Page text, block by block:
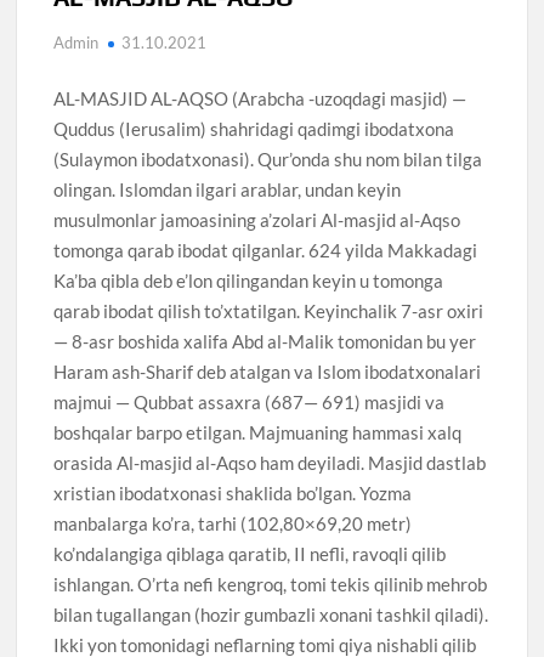
Admin 31.10.2021
AL-MASJID AL-AQSO (Arabcha -uzoqdagi masjid) —
Quddus (Ierusalim) shahridagi qadimgi ibodatxona
(Sulaymon ibodatxonasi). Qur’onda shu nom bilan tilga
olingan. Islomdan ilgari arablar, undan keyin
musulmonlar jamoasining a’zolari Al-masjid al-Aqso
tomonga qarab ibodat qilganlar. 624 yilda Makkadagi
Ka’ba qibla deb e’lon qilingandan keyin u tomonga
qarab ibodat qilish to’xtatilgan. Keyinchalik 7-asr oxiri
— 8-asr boshida xalifa Abd al-Malik tomonidan bu yer
Haram ash-Sharif deb atalgan va Islom ibodatxonalari
majmui — Qubbat assaxra (687— 691) masjidi va
boshqalar barpo etilgan. Majmuaning hammasi xalq
orasida Al-masjid al-Aqso ham deyiladi. Masjid dastlab
xristian ibodatxonasi shaklida bo’lgan. Yozma
manbalarga ko’ra, tarhi (102,80×69,20 metr)
ko’ndalangiga qiblaga qaratib, II nefli, ravoqli qilib
ishlangan. O’rta nefi kengroq, tomi tekis qilinib mehrob
bilan tugallangan (hozir gumbazli xonani tashkil qiladi).
Ikki yon tomonidagi neflarning tomi qiya nishabli qilib